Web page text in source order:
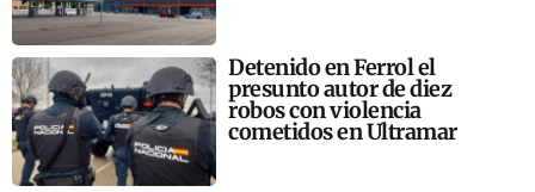
Detenido en Ferrol el
presunto autor de diez
robos con violencia
cometidos en Ultramar